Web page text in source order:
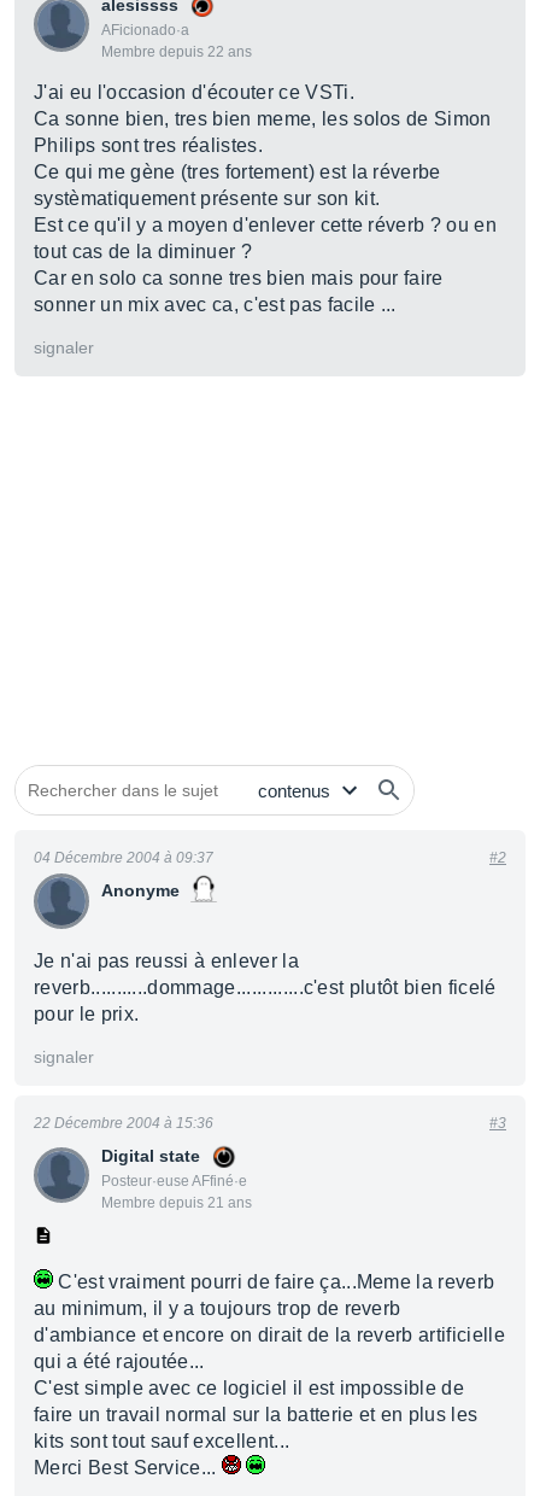
alesissss
AFicionado·a
Membre depuis 22 ans
J'ai eu l'occasion d'écouter ce VSTi.
Ca sonne bien, tres bien meme, les solos de Simon
Philips sont tres réalistes.
Ce qui me gène (tres fortement) est la réverbe
systèmatiquement présente sur son kit.
Est ce qu'il y a moyen d'enlever cette réverb ? ou en
tout cas de la diminuer ?
Car en solo ca sonne tres bien mais pour faire
sonner un mix avec ca, c'est pas facile ...
signaler
Anonyme
04 Décembre 2004 à 09:37 #2
Je n'ai pas reussi à enlever la
reverb...........dommage.............c'est plutôt bien ficelé
pour le prix.
signaler
Digital state
Posteur·euse AFfiné·e
Membre depuis 21 ans
22 Décembre 2004 à 15:36 #3
C'est vraiment pourri de faire ça...Meme la reverb
au minimum, il y a toujours trop de reverb
d'ambiance et encore on dirait de la reverb artificielle
qui a été rajoutée...
C'est simple avec ce logiciel il est impossible de
faire un travail normal sur la batterie et en plus les
kits sont tout sauf excellent...
Merci Best Service...